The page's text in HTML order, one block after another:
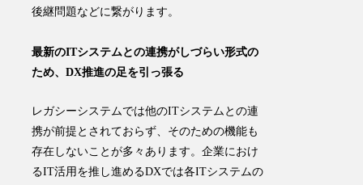
後継問題などに繋がります。
最新のITシステムとの連携がしづらい形式の
ため、DX推進の足を引っ張る
レガシーシステムでは他のITシステムとの連
携が前提とされておらず、そのための機能も
存在しないことが多々あります。企業におけ
るIT活用を推し進めるDXでは各ITシステムの